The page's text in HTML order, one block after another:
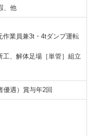
、他
作業員兼3t・4tダンプ運転
、解体足場［単管］組立
優遇）賞与年2回